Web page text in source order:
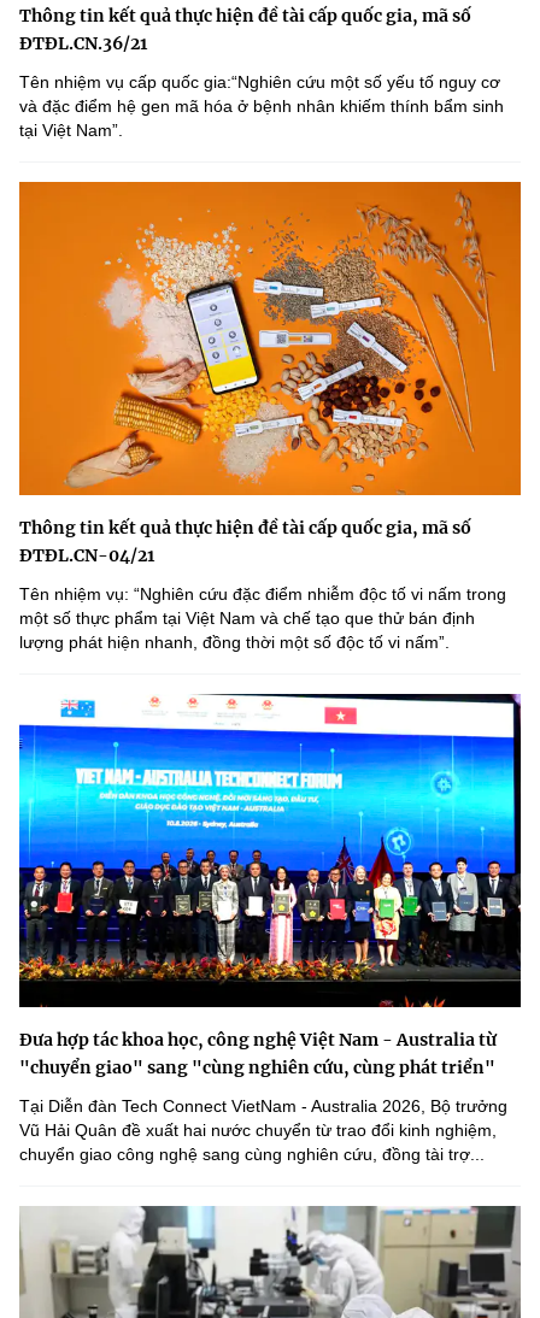
Thông tin kết quả thực hiện đề tài cấp quốc gia, mã số
ĐTĐL.CN.36/21
Tên nhiệm vụ cấp quốc gia:“Nghiên cứu một số yếu tố nguy cơ
và đặc điểm hệ gen mã hóa ở bệnh nhân khiếm thính bẩm sinh
tại Việt Nam”.
Thông tin kết quả thực hiện đề tài cấp quốc gia, mã số
ĐTĐL.CN-04/21
Tên nhiệm vụ: “Nghiên cứu đặc điểm nhiễm độc tố vi nấm trong
một số thực phẩm tại Việt Nam và chế tạo que thử bán định
lượng phát hiện nhanh, đồng thời một số độc tố vi nấmˮ.
Đưa hợp tác khoa học, công nghệ Việt Nam - Australia từ
"chuyển giao" sang "cùng nghiên cứu, cùng phát triển"
Tại Diễn đàn Tech Connect VietNam - Australia 2026, Bộ trưởng
Vũ Hải Quân đề xuất hai nước chuyển từ trao đổi kinh nghiệm,
chuyển giao công nghệ sang cùng nghiên cứu, đồng tài trợ...